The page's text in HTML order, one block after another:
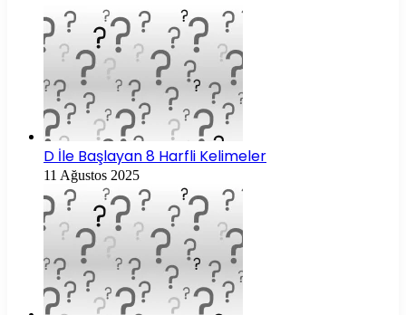
D İle Başlayan 8 Harfli Kelimeler
11 Ağustos 2025